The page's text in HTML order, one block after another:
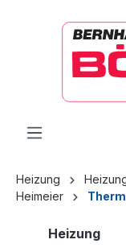
Heizung
Heimeier
Heizung